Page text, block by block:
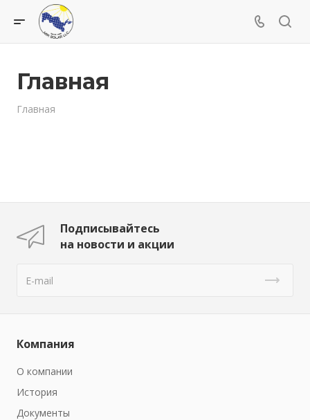
Главная
Главная
Подписывайтесь
на новости и акции
Компания
О компании
История
Документы